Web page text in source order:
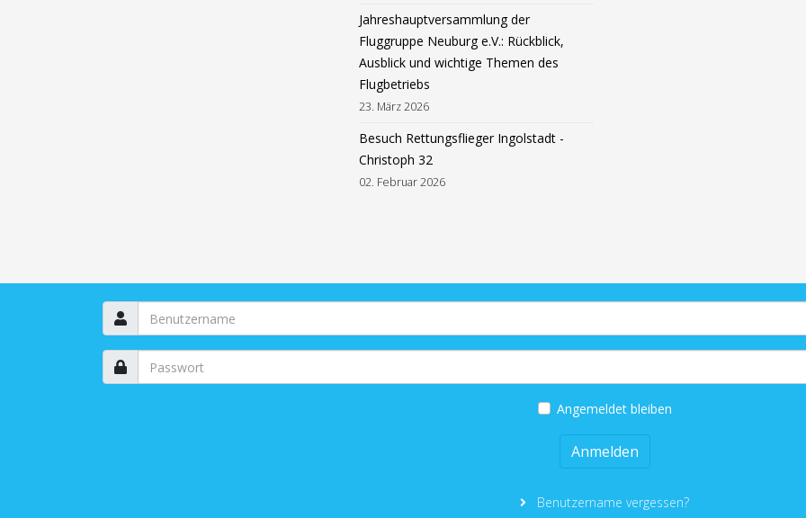
Jahreshauptversammlung der
Fluggruppe Neuburg e.V.: Rückblick,
Ausblick und wichtige Themen des
Flugbetriebs
23. März 2026
Besuch Rettungsflieger Ingolstadt -
Christoph 32
02. Februar 2026
Angemeldet bleiben
Anmelden
Benutzername vergessen?